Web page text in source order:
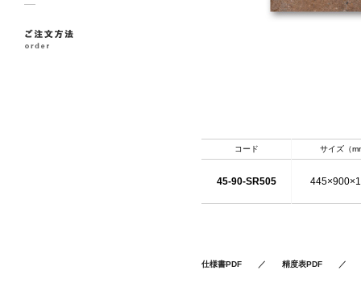
コード サイズ（
45-90-SR505
仕様書PDF ／ 精度表PDF